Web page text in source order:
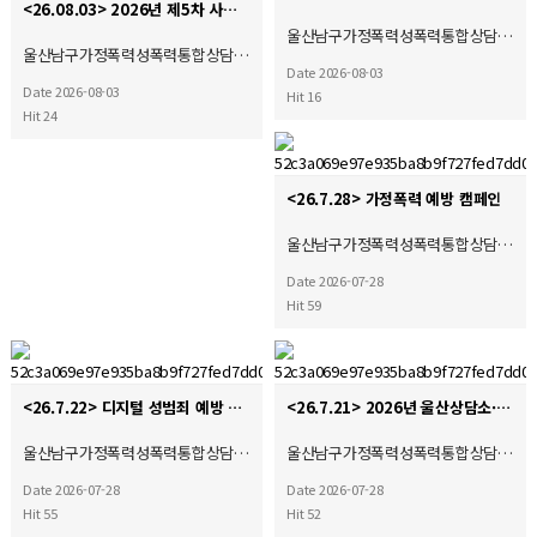
<26.08.03> 2026년 제5차 사회복지현장실습 종결식
울산남구가정폭력성폭력통합상담…
Date 2026-08-03
Hit 24
울산남구가정폭력성폭력통합상담…
Date 2026-08-03
Hit 16
<26.7.28> 가정폭력 예방 캠페인
울산남구가정폭력성폭력통합상담…
Date 2026-07-28
Hit 59
<26.7.22> 디지털 성범죄 예방 캠페인
울산남구가정폭력성폭력통합상담…
Date 2026-07-28
Hit 55
<26.7.21> 2026년 울산상담소·시설협의회 제4차 운영위원회 및 간담회 참석
울산남구가정폭력성폭력통합상담…
Date 2026-07-28
Hit 52